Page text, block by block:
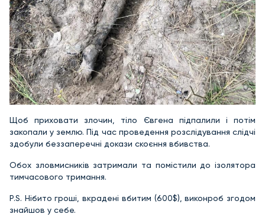
Щоб приховати злочин, тіло Євгена підпалили і потім
закопали у землю. Під час проведення розслідування слідчі
здобули беззаперечні докази скоєння вбивства.
Обох зловмисників затримали та помістили до ізолятора
тимчасового тримання.
P.S. Нібито гроші, вкрадені вбитим (600$), виконроб згодом
знайшов у себе.